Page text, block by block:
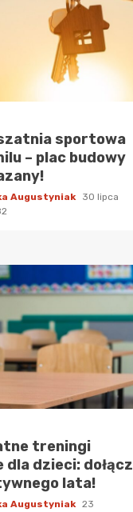
sportowa
– plac budowy
Augustyniak 30 lipca
treningi
dzieci: dołącz
lata!
Augustyniak 23